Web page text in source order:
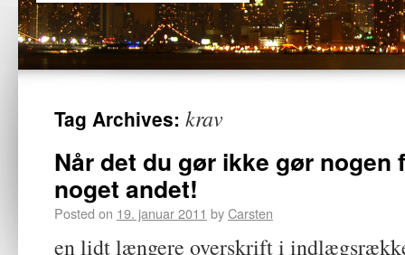
Tag Archives: krav
Når det du gør ikke gør nogen
noget andet!
Posted on 19. januar 2011 byCarsten
en lidt længere overskrift i